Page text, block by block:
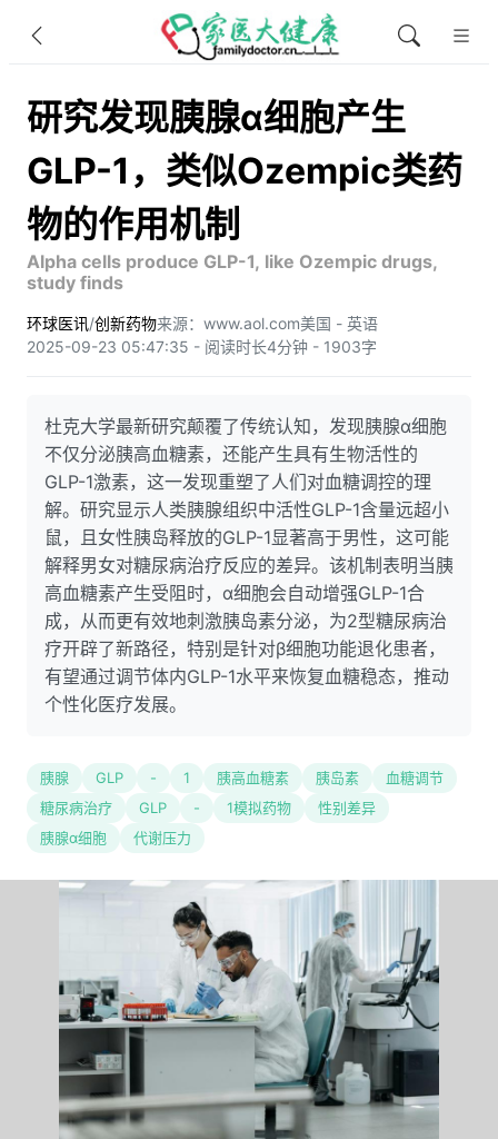
研究发现胰腺α细胞产生
GLP-1，类似Ozempic类药
物的作用机制
Alpha cells produce GLP-1, like Ozempic drugs,
study finds
环球医讯/创新药物来源：www.aol.com美国 - 英语
2025-09-23 05:47:35 - 阅读时长4分钟 - 1903字
杜克大学最新研究颠覆了传统认知，发现胰腺α细胞
不仅分泌胰高血糖素，还能产生具有生物活性的
GLP-1激素，这一发现重塑了人们对血糖调控的理
解。研究显示人类胰腺组织中活性GLP-1含量远超小
鼠，且女性胰岛释放的GLP-1显著高于男性，这可能
解释男女对糖尿病治疗反应的差异。该机制表明当胰
高血糖素产生受阻时，α细胞会自动增强GLP-1合
成，从而更有效地刺激胰岛素分泌，为2型糖尿病治
疗开辟了新路径，特别是针对β细胞功能退化患者，
有望通过调节体内GLP-1水平来恢复血糖稳态，推动
个性化医疗发展。
胰腺 GLP - 1 胰高血糖素 胰岛素
血糖调节
糖尿病治疗
GLP - 1模拟药物
性别差异
胰腺α细胞
代谢压力